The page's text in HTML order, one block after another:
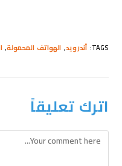
TAGS
: أندرويد, الهواتف المحمولة,
اترك تعليقاً